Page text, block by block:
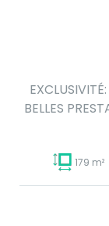
BELLES
179 m²